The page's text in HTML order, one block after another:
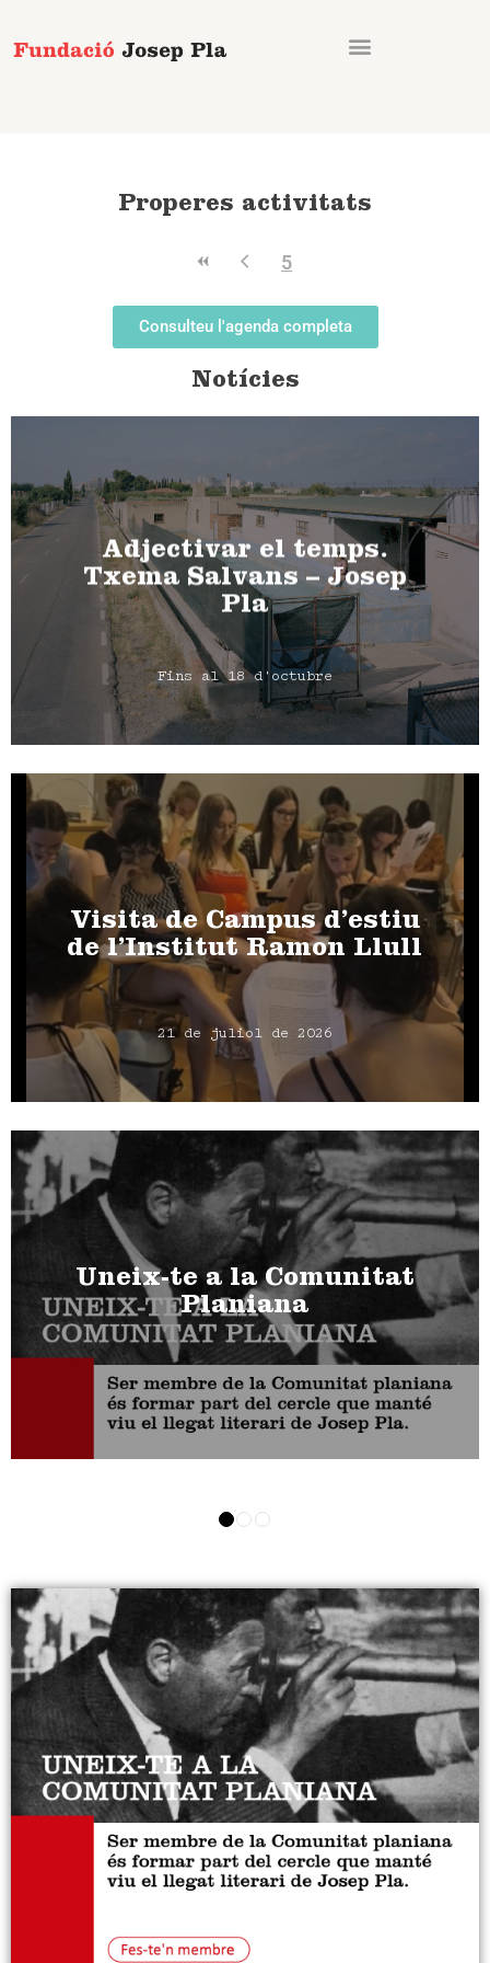
al
Properes activitats
5
Consulteu l'agenda completa
Notícies
Adjectivar el temps.
Txema Salvans – Josep
Pla
Fins al 18 d'octubre
Visita de Campus d’estiu
de l’Institut Ramon Llull
21 de juliol de 2026
Uneix-te a la Comunitat
Planiana